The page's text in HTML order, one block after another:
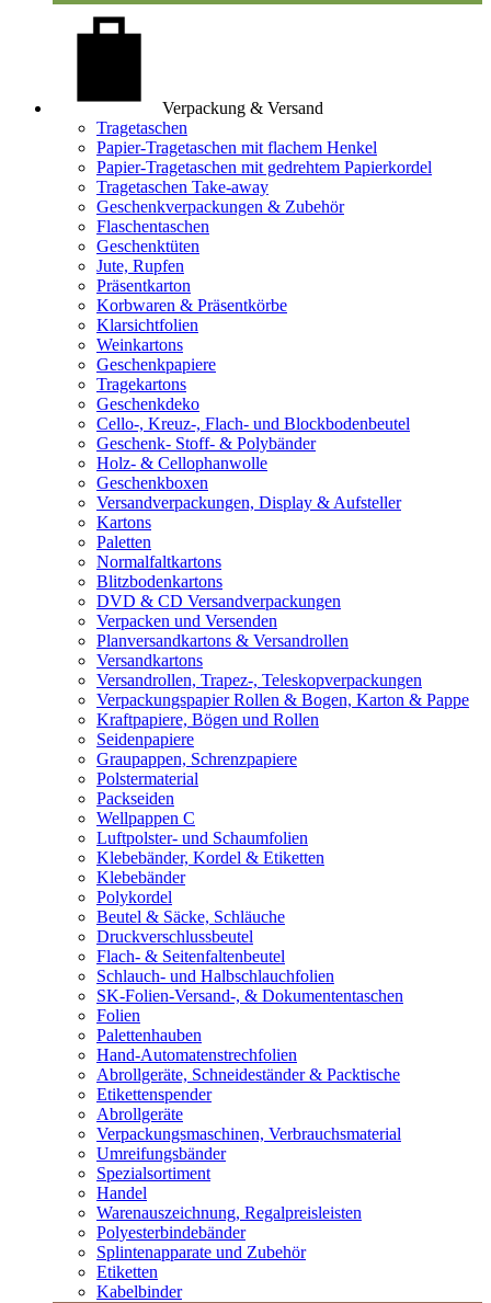
Verpackung & Versand
Tragetaschen
Papier-Tragetaschen mit flachem Henkel
Papier-Tragetaschen mit gedrehtem Papierkordel
Tragetaschen Take-away
Geschenkverpackungen & Zubehör
Flaschentaschen
Geschenktüten
Jute, Rupfen
Präsentkarton
Korbwaren & Präsentkörbe
Klarsichtfolien
Weinkartons
Geschenkpapiere
Tragekartons
Geschenkdeko
Cello-, Kreuz-, Flach- und Blockbodenbeutel
Geschenk- Stoff- & Polybänder
Holz- & Cellophanwolle
Geschenkboxen
Versandverpackungen, Display & Aufsteller
Kartons
Paletten
Normalfaltkartons
Blitzbodenkartons
DVD & CD Versandverpackungen
Verpacken und Versenden
Planversandkartons & Versandrollen
Versandkartons
Versandrollen, Trapez-, Teleskopverpackungen
Verpackungspapier Rollen & Bogen, Karton & Pappe
Kraftpapiere, Bögen und Rollen
Seidenpapiere
Graupappen, Schrenzpapiere
Polstermaterial
Packseiden
Wellpappen C
Luftpolster- und Schaumfolien
Klebebänder, Kordel & Etiketten
Klebebänder
Polykordel
Beutel & Säcke, Schläuche
Druckverschlussbeutel
Flach- & Seitenfaltenbeutel
Schlauch- und Halbschlauchfolien
SK-Folien-Versand-, & Dokumententaschen
Folien
Palettenhauben
Hand-Automatenstrechfolien
Abrollgeräte, Schneideständer & Packtische
Etikettenspender
Abrollgeräte
Verpackungsmaschinen, Verbrauchsmaterial
Umreifungsbänder
Spezialsortiment
Handel
Warenauszeichnung, Regalpreisleisten
Polyesterbindebänder
Splintenapparate und Zubehör
Etiketten
Kabelbinder